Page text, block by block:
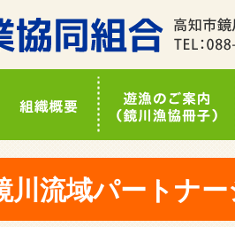
川流域パートナ